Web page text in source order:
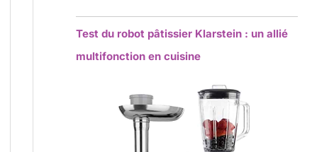
Test du robot pâtissier Klarstein : un allié
multifonction en cuisine